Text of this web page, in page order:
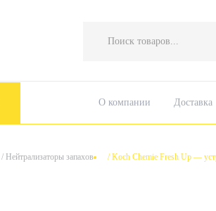
товаров
О компании Доставка
/ Нейтрализаторы запахов /Koch Chemie Fresh Up —